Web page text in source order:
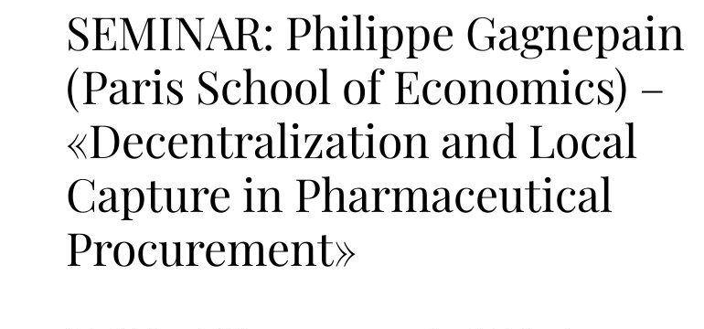
SEMINAR: Philippe Gagnepain
(Paris School of Economics) –
«Decentralization and Local
Capture in Pharmaceutical
Procurement»